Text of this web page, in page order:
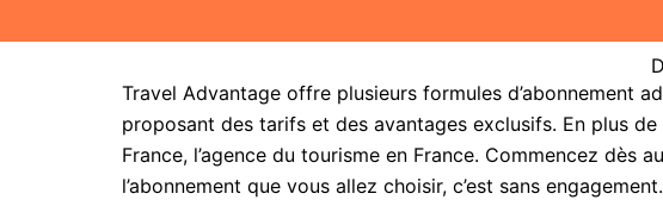
Travel Advantage offre plusieurs formules d’abonnement
proposant des tarifs et des avantages exclusifs. En plus
France, l’agence du tourisme en France. Commencez dès
l’abonnement que vous allez choisir, c’est sans